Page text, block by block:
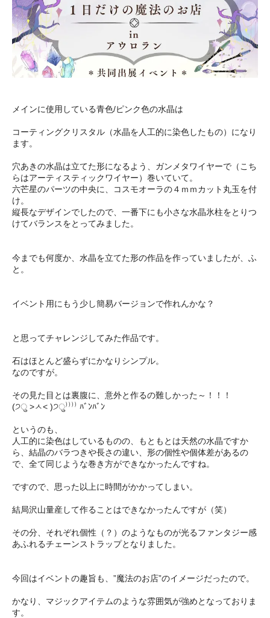
メインに使用している青色/ピンク色の水晶は
コーティングクリスタル（水晶を人工的に染色したもの）になり
ます。
穴あきの水晶は立てた形になるよう、ガンメタワイヤーで（こち
らはアーティスティックワイヤー）巻いていて。
六芒星のパーツの中央に、コスモオーラの４ｍｍカット丸玉を付
け。
縦長なデザインでしたので、一番下にも小さな水晶氷柱をとりつ
けてバランスをとってみました。
今までも何度か、水晶を立てた形の作品を作っていましたが、ふ
と。
イベント用にもう少し簡易バージョンで作れんかな？
と思ってチャレンジしてみた作品です。
石はほとんど盛らずにかなりシンプル。
なのですが。
その見た目とは裏腹に、意外と作るの難しかった～！！！
(੭ु >ㅅ< )੭ु⁾⁾⁾⁾ ﾊﾞﾝﾊﾞﾝ
というのも、
人工的に染色はしているものの、もともとは天然の水晶ですか
ら、結晶のバラつきや長さの違い、形の個性や個体差があるの
で、全て同じような巻き方ができなかったんですね。
ですので、思った以上に時間がかかってしまい。
結局沢山量産して作ることはできなかったんですが（笑）
その分、それぞれ個性（？）のようなものが光るファンタジー感
あふれるチェーンストラップとなりました。
今回はイベントの趣旨も、”魔法のお店”のイメージだったので。
かなり、マジックアイテムのような雰囲気が強めとなっておりま
す。